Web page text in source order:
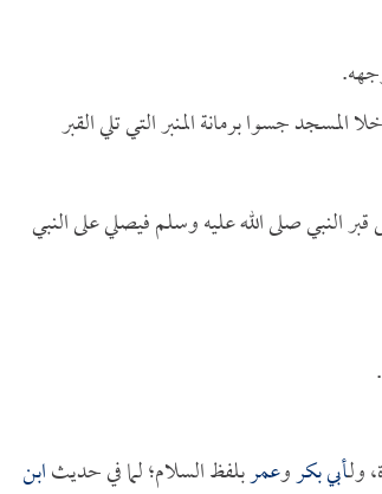
جسوا برمانة المنبر التي تلي القبر
النبي صلى الله عليه وسلم فيصلي على النبي
أبي بكروعمربلفظ السلام؛ لما في حديثابن